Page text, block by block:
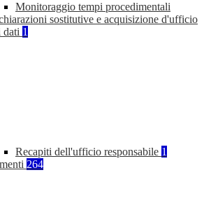
Monitoraggio tempi procedimentali
sostitutive e acquisizione d'ufficio
dati 1
Recapiti dell'ufficio responsabile 1
264